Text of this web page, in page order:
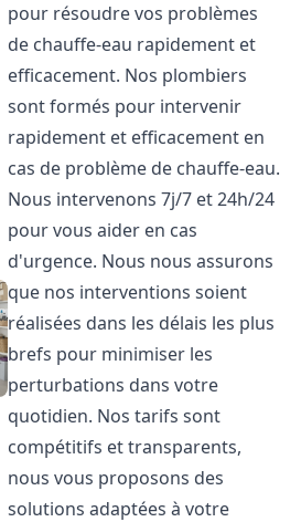
pour résoudre vos problèmes
de chauffe-eau rapidement et
efficacement. Nos plombiers
sont formés pour intervenir
rapidement et efficacement en
cas de problème de chauffe-eau.
Nous intervenons 7j/7 et 24h/24
pour vous aider en cas
d'urgence. Nous nous assurons
que nos interventions soient
réalisées dans les délais les plus
brefs pour minimiser les
perturbations dans votre
quotidien. Nos tarifs sont
compétitifs et transparents,
nous vous proposons des
solutions adaptées à votre